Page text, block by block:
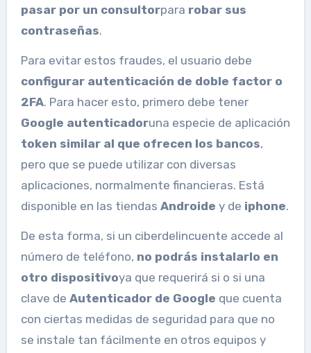
pasar por un consultorpara robar sus
contraseñas.
Para evitar estos fraudes, el usuario debe
configurar autenticación de doble factor o
2FA. Para hacer esto, primero debe tener
Google autenticadoruna especie de aplicación
token similar al que ofrecen los bancos,
pero que se puede utilizar con diversas
aplicaciones, normalmente financieras. Está
disponible en las tiendas Androide y de iphone.
De esta forma, si un ciberdelincuente accede al
número de teléfono, no podrás instalarlo en
otro dispositivoya que requerirá si o si una
clave de Autenticador de Google que cuenta
con ciertas medidas de seguridad para que no
se instale tan fácilmente en otros equipos y